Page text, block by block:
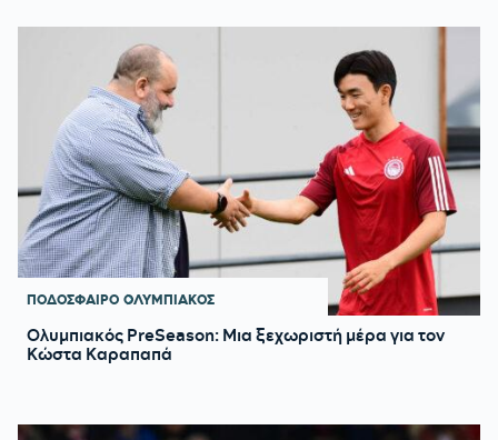
ΠΟΔΟΣΦΑΙΡΟ ΟΛΥΜΠΙΑΚΟΣ
Ολυμπιακός PreSeason: Μια ξεχωριστή μέρα για τον
Κώστα Καραπαπά